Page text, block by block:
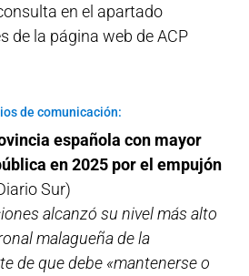
en el apartado
de la página web de ACP
de comunicación:
española con mayor
en 2025 por el empujón
Sur)
alcanzó su nivel más alto
malagueña de la
de que debe «mantenerse o